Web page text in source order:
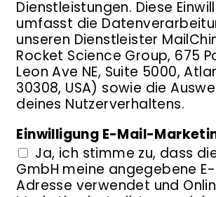
Dienstleistungen. Diese
umfasst die
unseren Dienstleister
Rocket Science Group, 675
Leon Ave NE, Suite 5000,
30308, USA) sowie die
deines Nutzerverhaltens.
Einwilligung E-Mail-
Ja, ich stimme zu, dass
GmbH meine angegebene
Adresse verwendet und